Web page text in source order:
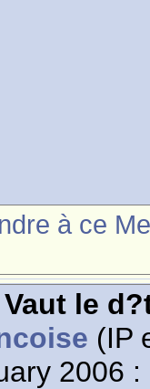
à ce
Vaut le
(IP
2006 :